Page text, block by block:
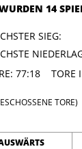
14
77:18
TORE)